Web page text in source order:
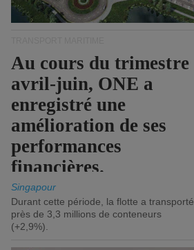
Au cours du trimestre
avril-juin, ONE a
enregistré une
amélioration de ses
performances
financières.
Singapour
Durant cette période, la flotte a transporté
près de 3,3 millions de conteneurs
(+2,9%).